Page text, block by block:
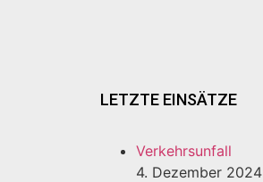
LETZTE EINSÄTZE
Verkehrsunfall
4. Dezember 2024